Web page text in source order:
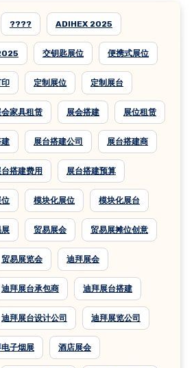
???? ADIHEX 2025
交钥匙展位 便携式展位
定制展位 定制展台
会家具租赁 展会搭建 展位租赁
建 展台搭建公司 展台搭建商
台搭建费用 展台搭建预算
模块化展位 模块化展台
展 贸易展会 贸易展摊位创意
贸易展览会 迪拜展会
迪拜展台承包商 迪拜展台搭建
迪拜展台设计公司 迪拜展览公司
子烟展 酒店展会